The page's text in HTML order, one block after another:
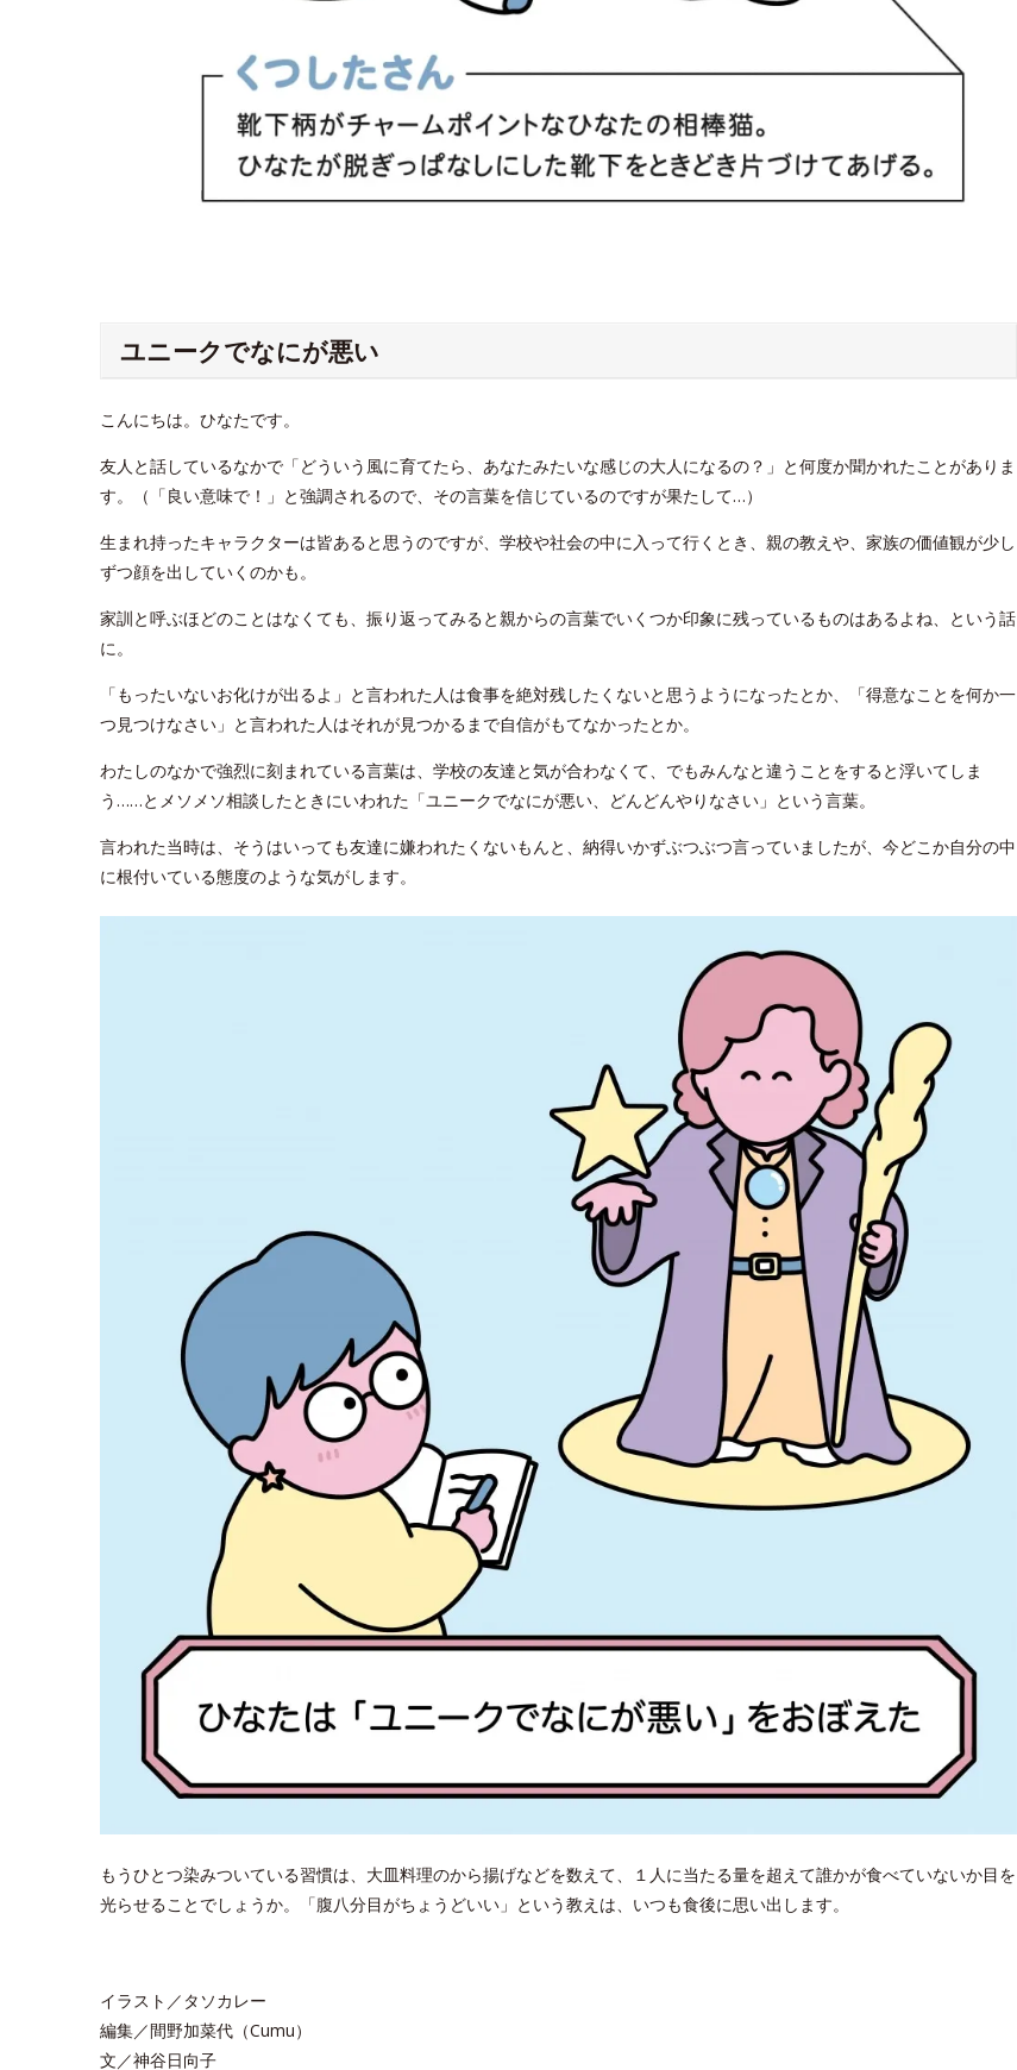
ユニークでなにが悪い
こんにちは。ひなたです。
友人と話しているなかで「どういう風に育てたら、あなたみたいな感じの大人になるの？」と何度か聞かれたことがありま
す。（「良い意味で！」と強調されるので、その言葉を信じているのですが果たして…）
生まれ持ったキャラクターは皆あると思うのですが、学校や社会の中に入って行くとき、親の教えや、家族の価値観が少し
ずつ顔を出していくのかも。
家訓と呼ぶほどのことはなくても、振り返ってみると親からの言葉でいくつか印象に残っているものはあるよね、という話
に。
「もったいないお化けが出るよ」と言われた人は食事を絶対残したくないと思うようになったとか、「得意なことを何か一
つ見つけなさい」と言われた人はそれが見つかるまで自信がもてなかったとか。
わたしのなかで強烈に刻まれている言葉は、学校の友達と気が合わなくて、でもみんなと違うことをすると浮いてしま
う……とメソメソ相談したときにいわれた「ユニークでなにが悪い、どんどんやりなさい」という言葉。
言われた当時は、そうはいっても友達に嫌われたくないもんと、納得いかずぶつぶつ言っていましたが、今どこか自分の中
に根付いている態度のような気がします。
もうひとつ染みついている習慣は、大皿料理のから揚げなどを数えて、１人に当たる量を超えて誰かが食べていないか目を
光らせることでしょうか。「腹八分目がちょうどいい」という教えは、いつも食後に思い出します。
イラスト／タソカレー
編集／間野加菜代（Cumu）
文／神谷日向子